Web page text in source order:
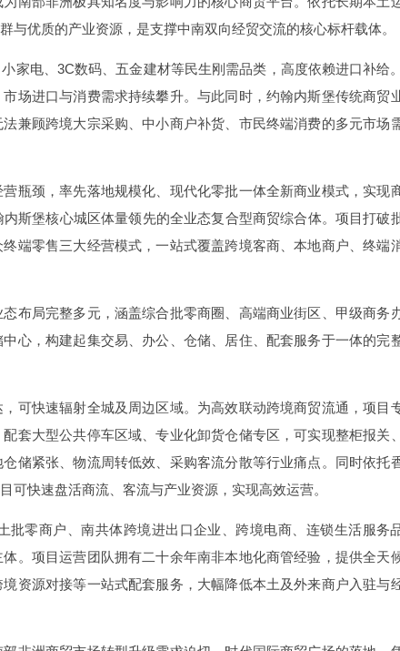
优质的产业资源，是支撑中南双向经贸交流的核心标杆载体。
家电、3C数码、五金建材等民生刚需品类，高度依赖进口补给。
场进口与消费需求持续攀升。与此同时，约翰内斯堡传统商贸
兼顾跨境大宗采购、中小商户补货、市民终端消费的多元市场
瓶颈，率先落地规模化、现代化零批一体全新商业模式，实现
斯堡核心城区体量领先的全业态复合型商贸综合体。项目打破
端零售三大经营模式，一站式覆盖跨境客商、本地商户、终端
布局完整多元，涵盖综合批零商圈、高端商业街区、甲级商务
心，构建起集交易、办公、仓储、居住、配套服务于一体的完
可快速辐射全城及周边区域。为高效联动跨境商贸流通，项目
套大型公共停车区域、专业化卸货仓储专区，可实现整柜报关、
储紧张、物流周转低效、采购客流分散等行业痛点。同时依托
快速盘活商流、客流与产业资源，实现高效运营。
零商户、南共体跨境进出口企业、跨境电商、连锁生活服务
。项目运营团队拥有二十余年南非本地化商管经验，提供全天
资源对接等一站式配套服务，大幅降低本土及外来商户入驻与